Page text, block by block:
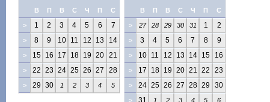
В П В С Ч П С
> 1 2 3 4 5 6 7
> 8 9 10 11 12 13 14
> 15 16 17 18 19 20 21
> 22 23 24 25 26 27 28
> 29 30 1 2 3 4 5
В П В С Ч П С
> 27 28 29 30 31 1 2
> 3 4 5 6 7 8 9
> 10 11 12 13 14 15 16
> 17 18 19 20 21 22 23
> 24 25 26 27 28 29 30
> 31 1 2 3 4 5 6